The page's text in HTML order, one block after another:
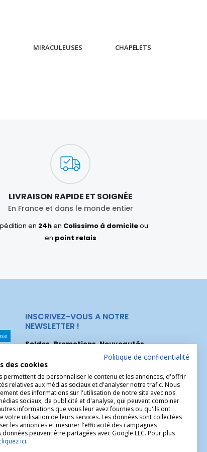
MIRACULEUSES CHAPELETS
LIVRAISON RAPIDE ET SOIGNÉE
En France et dans le monde entier
en 24hen Colissimo à domicileou
en point relais
INSCRIVEZ-VOUS A NOTRE
NEWSLETTER !
Soldes, Promotions, Nouveautés...
Inscrivez-vous maintenant pour recevoir
nos meilleures offres.
Politique de confidentialité
des cookies
permettent de personnaliser le contenu et les annonces, d'offrir
relatives aux médias sociaux et d'analyser notre trafic. Nous
des informations sur l'utilisation de notre site avec nos
sociaux, de publicité et d'analyse, qui peuvent combiner
informations que vous leur avez fournies ou qu'ils ont
votre utilisation de leurs services. Les données sont collectées
les annonces et mesurer l'efficacité des campagnes
peuvent être partagées avec Google LLC. Pour plus
ici.